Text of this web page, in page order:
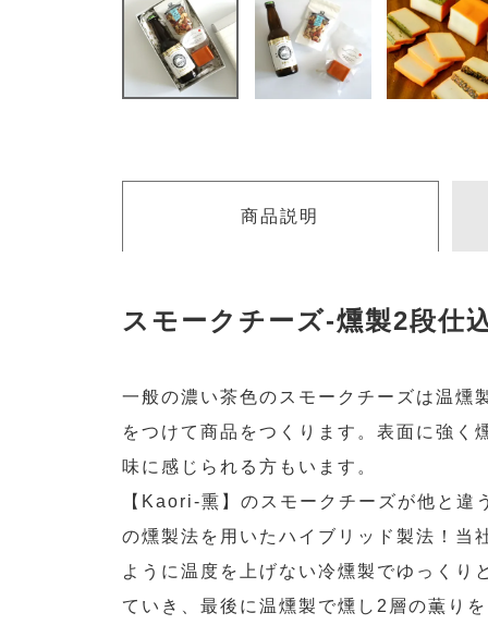
商品説明
スモークチーズ-燻製2段仕
一般の濃い茶色のスモークチーズは温燻
をつけて商品をつくります。表面に強く
味に感じられる方もいます。
【Kaori-熏】のスモークチーズが他と違
の燻製法を用いたハイブリッド製法！当
ように温度を上げない冷燻製でゆっくり
ていき、最後に温燻製で燻し2層の薫り